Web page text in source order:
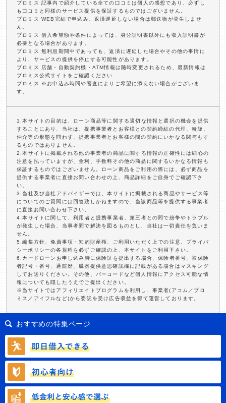
プロミス 記事内で紹介している全ての口コミは個人の感想であり、必ずし
も口コミと同様のサービス提供を保証するものではございません。
プロミス WEB完結で申込み、返済遅延しない場合は郵送物が発生しませ
ん。
プロミス 借入希望額や条件によっては、身分証明書以外にも収入証明書が
必要となる場合があります。
プロミス 無利息期間中であっても、返済に遅延した場合やその他の事情に
より、サービスの提供を停止する可能性があります。
プロミス 店舗・自動契約機・ATM情報は随時変更されるため、最新情報は
プロミス公式サイトをご確認ください
プロミス ※お申込み時間や審査によりご希望に添えない場合がございま
す。
1.本サイトの目的は、ローン商品等に関する適切な情報と選択の機会を提供
することにあり、当社は、提携事業者とお客様との契約締結の代理、斡旋、
仲介等の形態を問わず、提携事業者とお客様の間の契約にいかなる関与もす
るものではありません。
2.本サイトに掲載される他の事業者の商品に関する情報の正確性には細心の
注意を払っていますが、金利、手数料その他の商品に関するいかなる情報も
保証するものではございません。ローン商品をご利用の際には、必ず商品を
提供する事業者に直接お問い合わせの上、商品詳細をご自身でご確認下さ
い。
3.当社及び当社アドバイザーでは、本サイトに掲載される商品やサービス等
についてのご質問には回答致しかねますので、当該商品等を提供する事業者
に直接お問い合わせ下さい。
4.本サイトに関して、利用者と提携事業者、第三者との間で紛争やトラブル
が発生した場合、当事者間で解決を図るものとし、当社は一切責任を負いま
せん。
5.編集方針、免責事項・知的財産権、ご利用いただく上での注意、プライバ
シーポリシーの各規程を必ずご確認の上、本サイトをご利用下さい。
6.カードローンお申し込み時に保険証を提出する場合、保険者番号、被保険
者記号・番号、通院歴、臓器提供意思確認欄に記載がある場合はマスキング
してお送りください。その他、バーコードなど個人情報にアクセス可能な情
報についても隠したうえでご提出ください。
※当サイトではアフィリエイトプログラムを利用し、事業者(アコム／プロ
ミス／アイフルなど)から委託を受け広告収益を得て運営しております。
おすすめの特集ページ